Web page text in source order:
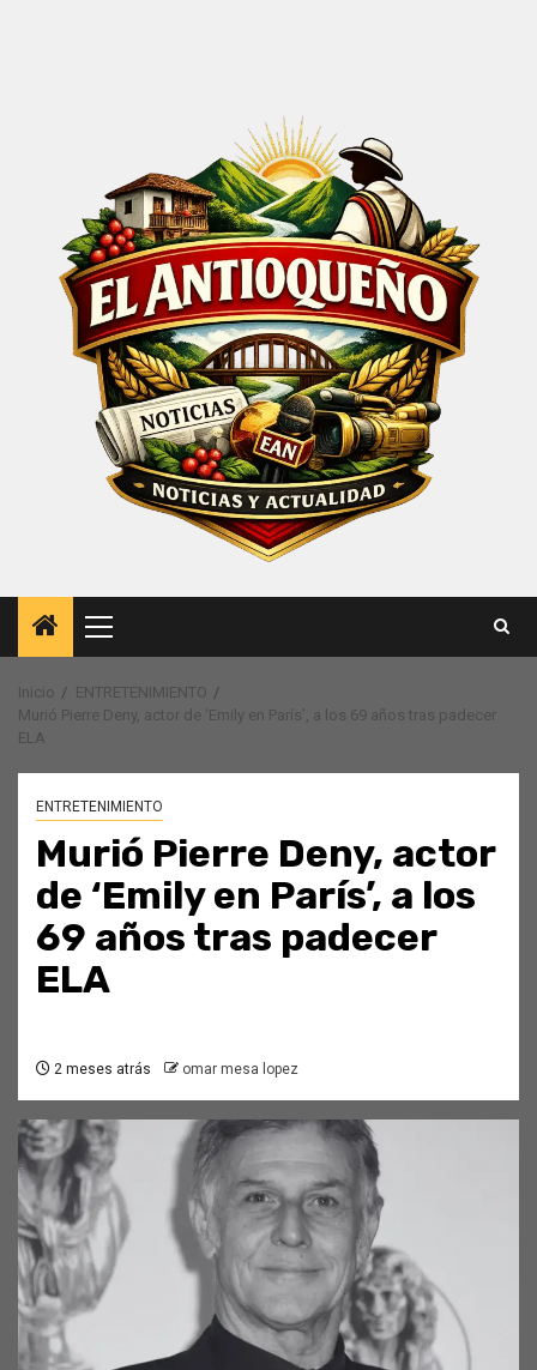
Menú
principal
Inicio
ENTRETENIMIENTO
Murió Pierre Deny, actor de ‘Emily en París’, a los 69 años tras padecer
ELA
ENTRETENIMIENTO
Murió Pierre Deny, actor
de ‘Emily en París’, a los
69 años tras padecer
ELA
2 meses atrás omar mesa lopez